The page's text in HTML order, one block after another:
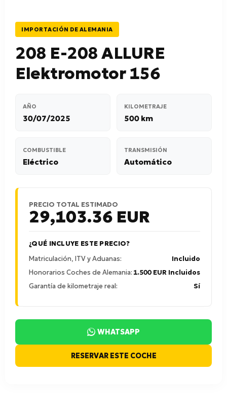
IMPORTACIÓN DE ALEMANIA
208 E-208 ALLURE
Elektromotor 156
AÑO
30/07/2025
KILOMETRAJE
500 km
COMBUSTIBLE
Eléctrico
TRANSMISIÓN
Automático
PRECIO TOTAL ESTIMADO
29,103.36 EUR
¿QUÉ INCLUYE ESTE PRECIO?
Matriculación, ITV y Aduanas:
Incluido
Honorarios Coches de Alemania: 1.500 EUR Incluidos
Garantía de kilometraje real:
Sí
WHATSAPP
RESERVAR ESTE COCHE